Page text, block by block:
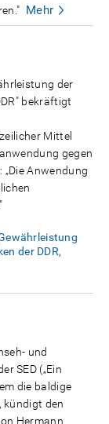
Mehr
der
bekräftigt
Mittel
gegen
Anwendung
der DDR,
und
SED („Ein
die baldige
kündigt den
Hermann